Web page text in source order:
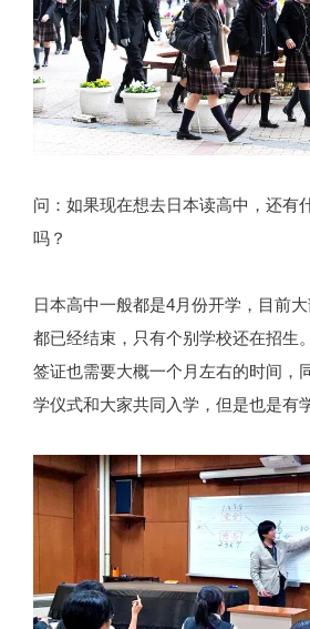
问：如果现在想去日本读高中，还有
吗？
日本高中一般都是4月份开学，目前
都已经结束，只有个别学校还在招生
签证也需要大概一个月左右的时间，
学仪式和大家共同入学，但是也是有